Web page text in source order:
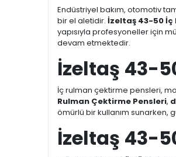
Endüstriyel bakım, otomotiv
bir el aletidir. İzeltaş 43-50 İç
yapısıyla profesyoneller için
devam etmektedir.
İzeltaş 43-
İç rulman çektirme pensleri,
Rulman Çektirme Pensleri,
ömürlü bir kullanım sunarken,
İzeltaş 43-